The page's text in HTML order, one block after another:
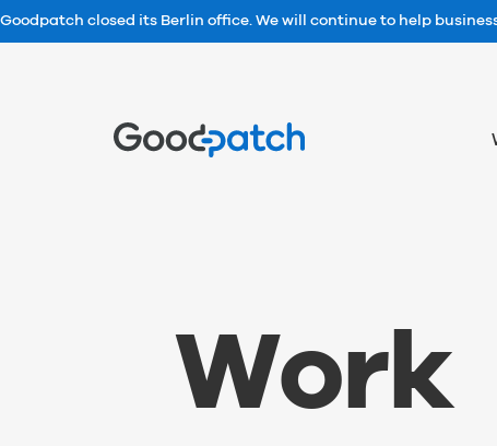
Goodpatch closed its Berlin office. We will continue to help
Work